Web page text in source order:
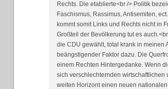
Rechts. Die etablierte<br /> Politik
Faschismus, Rassimus, Antisemiten,
kommt somit Links und Rechts nicht in
Großteil der Bevölkerung tut es
die CDU gewählt, total krank in meinen
beängstigender Faktor dazu. Die
einem Rechten Hintergedanke. Wenn
sich verschlechternden
weiten Horizont einen neuen